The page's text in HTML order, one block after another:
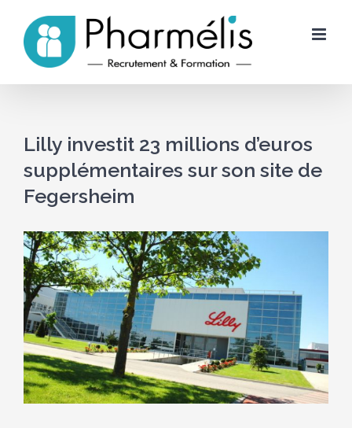
content
Lilly investit 23 millions d’euros
supplémentaires sur son site de
Fegersheim
Voir
l'image
agrandie